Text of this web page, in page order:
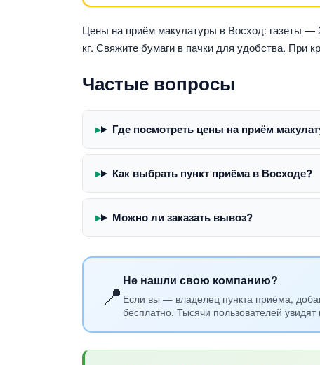
Цены на приём макулатуры в Восход: газеты —
кг. Свяжите бумаги в пачки для удобства. При
Частые вопросы
Где посмотреть цены на приём
Как выбрать пункт приёма в Восходе?
Можно ли заказать вывоз?
📍 Не нашли свою компанию?
Если вы — владелец пункта приёма,
бесплатно. Тысячи пользователей